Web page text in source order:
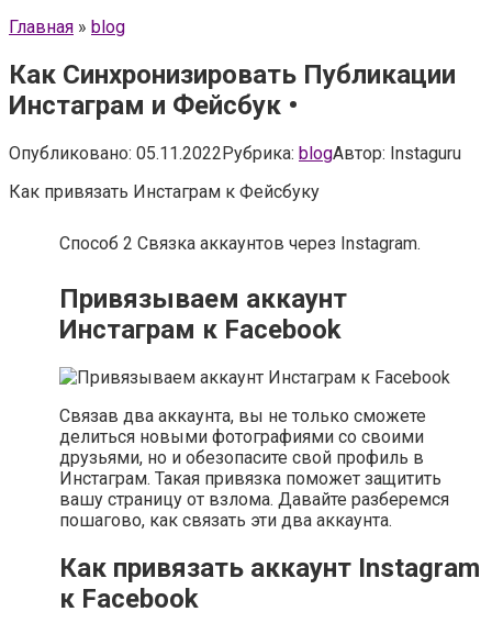
Главная » blog
Как Синхронизировать Публикации
Инстаграм и Фейсбук •
Опубликовано: 05.11.2022Рубрика: blogАвтор: Instaguru
Как привязать Инстаграм к Фейсбуку
Способ 2 Связка аккаунтов через Instagram.
Привязываем аккаунт
Инстаграм к Facebook
Связав два аккаунта, вы не только сможете
делиться новыми фотографиями со своими
друзьями, но и обезопасите свой профиль в
Инстаграм. Такая привязка поможет защитить
вашу страницу от взлома. Давайте разберемся
пошагово, как связать эти два аккаунта.
Как привязать аккаунт Instagram
к Facebook